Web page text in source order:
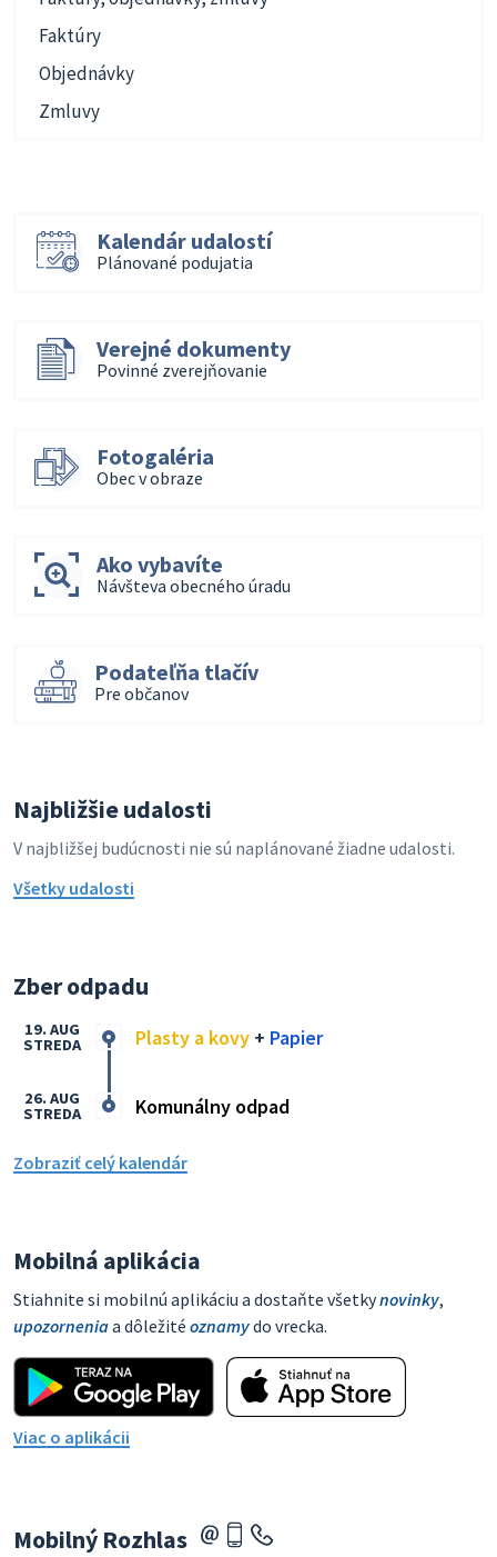
Faktúry
Objednávky
Zmluvy
Kalendár udalostí
Plánované podujatia
Verejné dokumenty
Povinné zverejňovanie
Fotogaléria
Obec v obraze
Ako vybavíte
Návšteva obecného úradu
Podateľňa tlačív
Pre občanov
Najbližšie udalosti
V najbližšej budúcnosti nie sú naplánované žiadne udalosti.
Všetky udalosti
Zber odpadu
Plasty a kovy + Papier
19. AUG
STREDA
Komunálny odpad
26. AUG
STREDA
Zobraziť celý kalendár
Mobilná aplikácia
Stiahnite si mobilnú aplikáciu a dostaňte všetkynovinky,
upozorneniaa dôležité oznamydo vrecka.
Viac o aplikácii
Mobilný Rozhlas